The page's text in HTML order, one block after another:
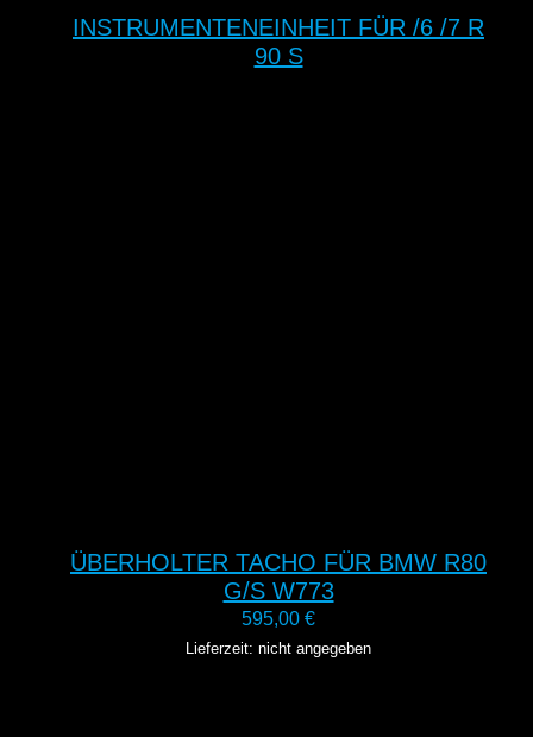
INSTRUMENTENEINHEIT FÜR /6 /7 R
90 S
ÜBERHOLTER TACHO FÜR BMW R80
G/S W773
595,00 €
Lieferzeit: nicht angegeben